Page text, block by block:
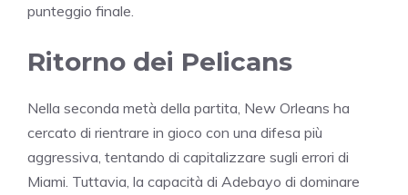
punteggio finale.
Ritorno dei Pelicans
Nella seconda metà della partita, New Orleans ha
cercato di rientrare in gioco con una difesa più
aggressiva, tentando di capitalizzare sugli errori di
Miami. Tuttavia, la capacità di Adebayo di dominare